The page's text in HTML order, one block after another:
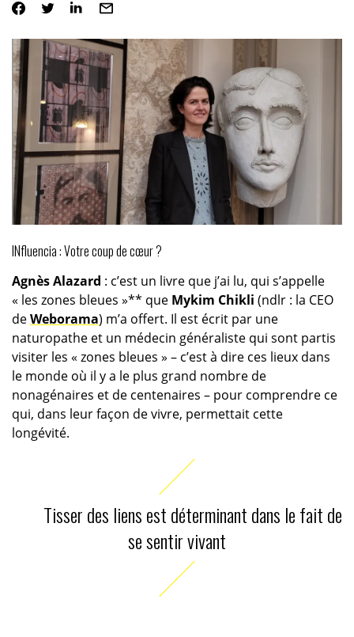
INfluencia : Votre coup de cœur ?
Agnès Alazard : c’est un livre que j’ai lu, qui s’appelle
« les zones bleues »** que Mykim Chikli (ndlr : la CEO
deWeborama) m’a offert. Il est écrit par une
naturopathe et un médecin généraliste qui sont partis
visiter les « zones bleues » – c’est à dire ces lieux dans
le monde où il y a le plus grand nombre de
nonagénaires et de centenaires – pour comprendre ce
qui, dans leur façon de vivre, permettait cette
longévité.
Tisser des liens est déterminant dans le fait de
se sentir vivant